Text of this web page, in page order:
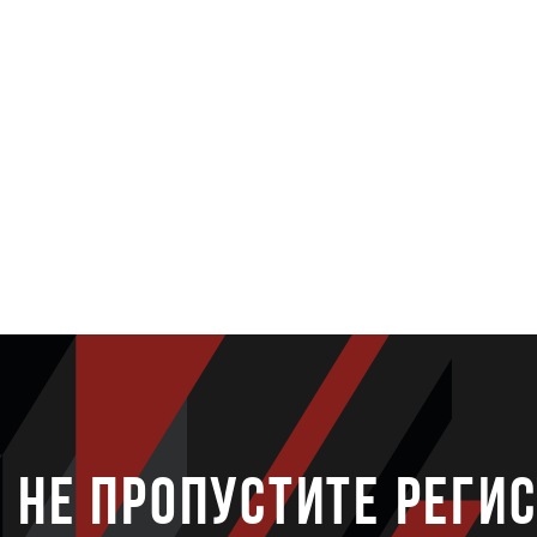
НЕ ПРОПУСТИТЕ